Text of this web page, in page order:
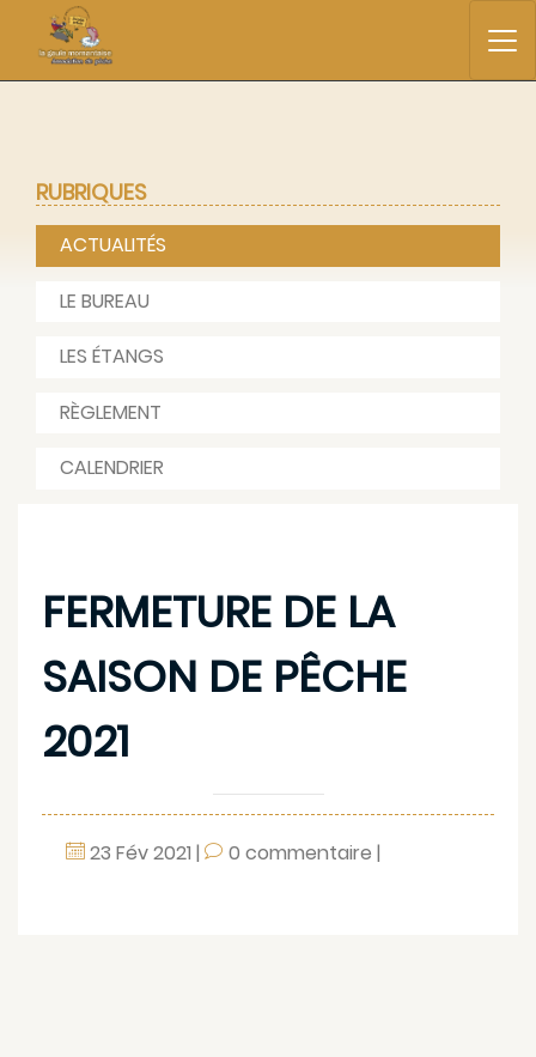
FERMETURE DE LA
SAISON DE PÊCHE
2021
23 Fév2021 | 0 commentaire |
RUBRIQUES
ACTUALITÉS
LE BUREAU
LES ÉTANGS
RÈGLEMENT
CALENDRIER